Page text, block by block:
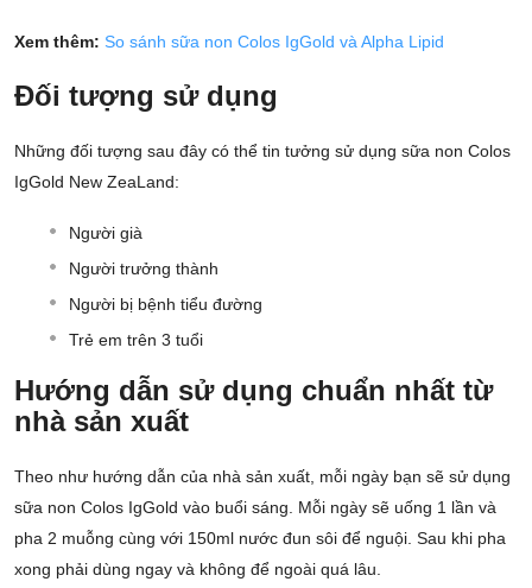
Xem thêm: So sánh sữa non Colos IgGold và Alpha Lipid
Đối tượng sử dụng
Những đối tượng sau đây có thể tin tưởng sử dụng sữa non Colos
IgGold New ZeaLand:
Người già
Người trưởng thành
Người bị bệnh tiểu đường
Trẻ em trên 3 tuổi
Hướng dẫn sử dụng chuẩn nhất từ
nhà sản xuất
Theo như hướng dẫn của nhà sản xuất, mỗi ngày bạn sẽ sử dụng
sữa non Colos IgGold vào buổi sáng. Mỗi ngày sẽ uống 1 lần và
pha 2 muỗng cùng với 150ml nước đun sôi để nguội. Sau khi pha
xong phải dùng ngay và không để ngoài quá lâu.